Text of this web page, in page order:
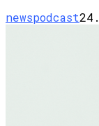
newspodcast